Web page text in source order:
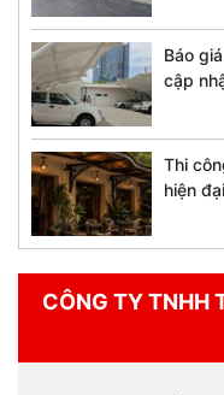
Báo
cập
Thi
hiện
CÔNG TY TNHH